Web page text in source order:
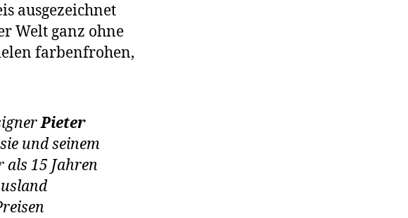
ausgezeichnet
Welt ganz ohne
farbenfrohen,
Pieter
und seinem
15 Jahren